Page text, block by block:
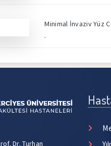
Minimal İnvaziv Yüz
.
Dr. Turhan